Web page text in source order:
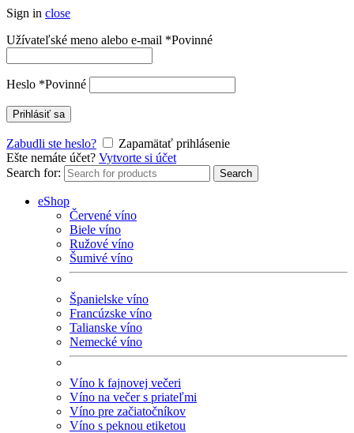
Sign in close
Užívateľské meno alebo e-mail *Povinné
Heslo *Povinné
Prihlásiť sa
Zabudli ste heslo?
Zapamätať prihlásenie
Ešte nemáte účet? Vytvorte si účet
Search for:
Search
eShop
Červené víno
Biele víno
Ružové víno
Šumivé víno
Španielske víno
Francúzske víno
Talianske víno
Nemecké víno
Víno k fajnovej večeri
Víno na večer s priateľmi
Víno pre začiatočníkov
Víno s peknou etiketou